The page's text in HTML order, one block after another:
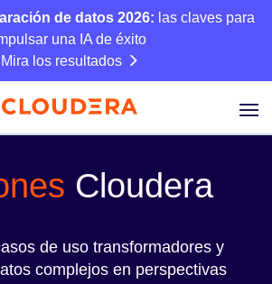
de datos 2026: las claves para
una IA de éxito
Mira los resultados
Cloudera
de uso transformadores y
complejos en perspectivas